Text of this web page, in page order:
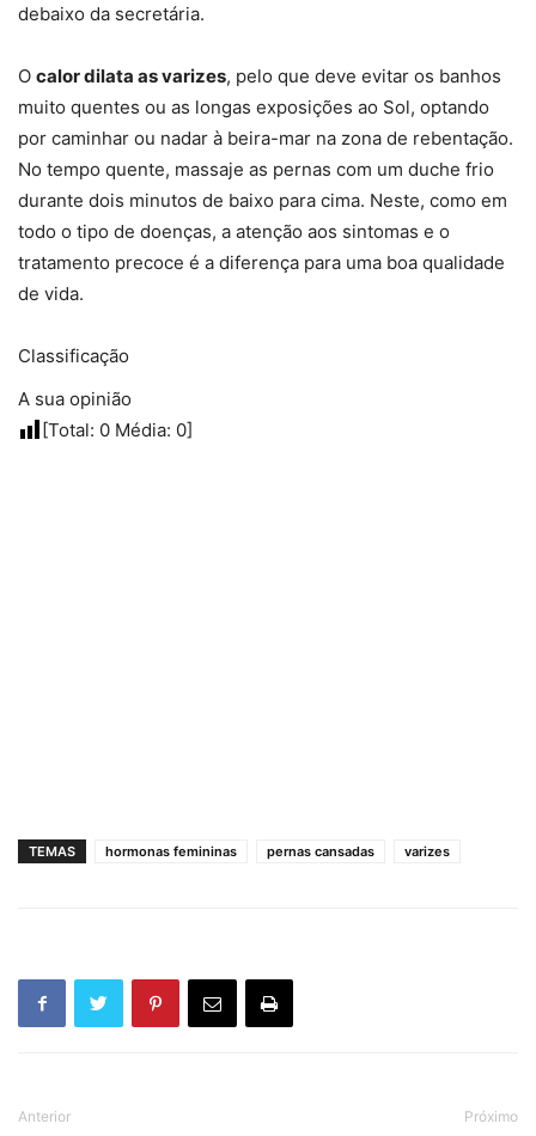
debaixo da secretária.
O calor dilata as varizes, pelo que deve evitar os banhos
muito quentes ou as longas exposições ao Sol, optando
por caminhar ou nadar à beira-mar na zona de rebentação.
No tempo quente, massaje as pernas com um duche frio
durante dois minutos de baixo para cima. Neste, como em
todo o tipo de doenças, a atenção aos sintomas e o
tratamento precoce é a diferença para uma boa qualidade
de vida.
Classificação
A sua opinião
[Total: 0 Média: 0]
TEMAS hormonas femininas pernas cansadas varizes
Anterior Próximo